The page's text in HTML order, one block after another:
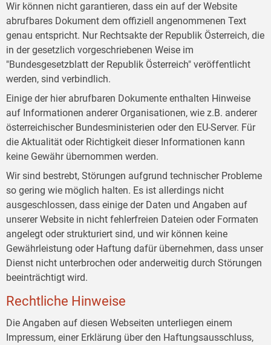
Wir können nicht garantieren, dass ein auf der Website
abrufbares Dokument dem offiziell angenommenen Text
genau entspricht. Nur Rechtsakte der Republik Österreich, die
in der gesetzlich vorgeschriebenen Weise im
"Bundesgesetzblatt der Republik Österreich" veröffentlicht
werden, sind verbindlich.
Einige der hier abrufbaren Dokumente enthalten Hinweise
auf Informationen anderer Organisationen, wie z.B. anderer
österreichischer Bundesministerien oder den EU-Server. Für
die Aktualität oder Richtigkeit dieser Informationen kann
keine Gewähr übernommen werden.
Wir sind bestrebt, Störungen aufgrund technischer Probleme
so gering wie möglich halten. Es ist allerdings nicht
ausgeschlossen, dass einige der Daten und Angaben auf
unserer Website in nicht fehlerfreien Dateien oder Formaten
angelegt oder strukturiert sind, und wir können keine
Gewährleistung oder Haftung dafür übernehmen, dass unser
Dienst nicht unterbrochen oder anderweitig durch Störungen
beeinträchtigt wird.
Rechtliche Hinweise
Die Angaben auf diesen Webseiten unterliegen einem
Impressum, einer Erklärung über den Haftungsausschluss,